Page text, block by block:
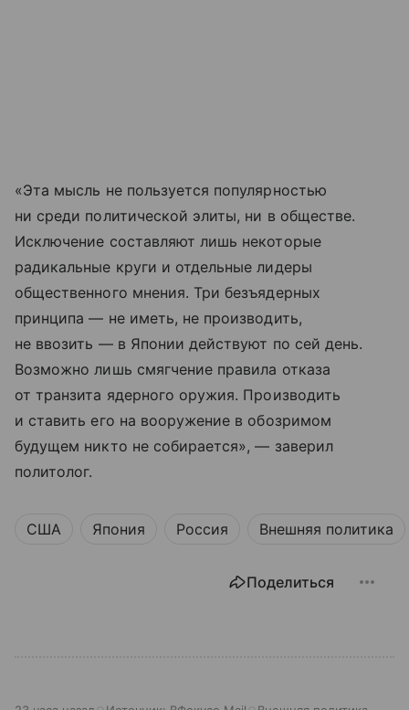
«Эта мысль не пользуется популярностью
ни среди политической элиты, ни в обществе.
Исключение составляют лишь некоторые
радикальные круги и отдельные лидеры
общественного мнения. Три безъядерных
принципа — не иметь, не производить,
не ввозить — в Японии действуют по сей день.
Возможно лишь смягчение правила отказа
от транзита ядерного оружия. Производить
и ставить его на вооружение в обозримом
будущем никто не собирается», — заверил
политолог.
США Япония Россия Внешняя политика
Поделиться